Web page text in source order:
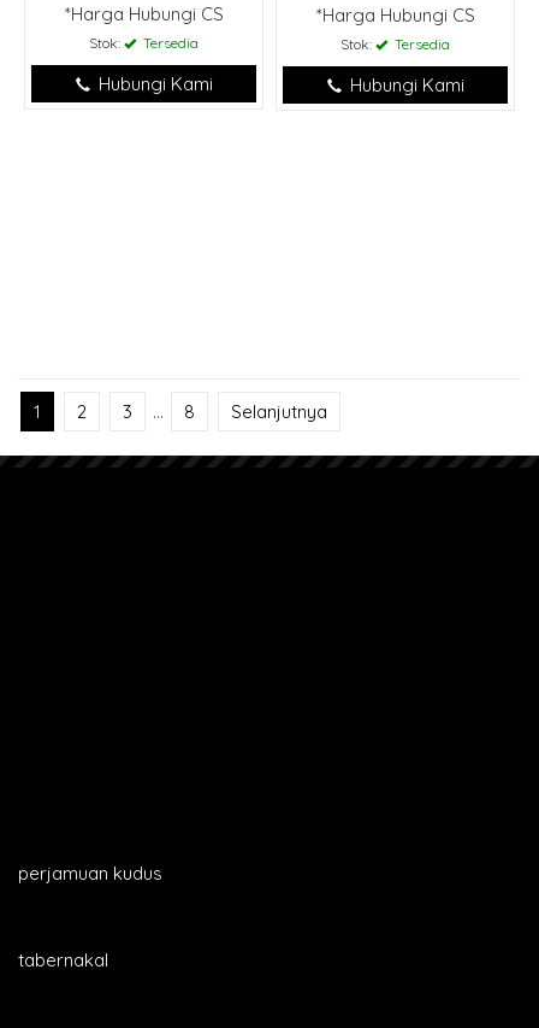
*Harga Hubungi CS
Stok: Tersedia
Hubungi Kami
*Harga Hubungi CS
Stok: Tersedia
Hubungi Kami
1 2 3 … 8 Selanjutnya
perjamuan kudus
tabernakal